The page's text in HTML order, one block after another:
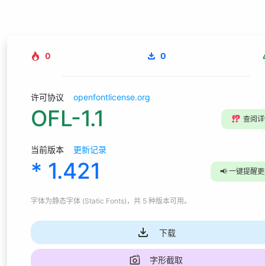
0 0
许可协议 openfontlicense.org
OFL-1.1 ⁉️ 查阅
当前版本 更新记录
* 1.421 📢 一键提醒
字体为静态字体 (Static Fonts) ，共 5 种版本可用。
下载
字形截取